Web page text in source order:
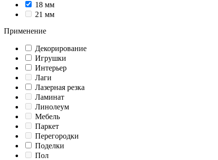
18 мм
21 мм
Применение
Декорирование
Игрушки
Интерьер
Лаги
Лазерная резка
Ламинат
Линолеум
Мебель
Паркет
Перегородки
Поделки
Пол